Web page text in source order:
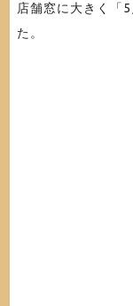
店舗窓に大きく「
た。